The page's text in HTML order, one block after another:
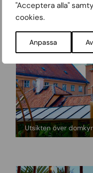
"Acceptera alla"
cookies.
Anpassa
Utsikten över